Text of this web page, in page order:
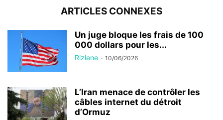
ARTICLES CONNEXES
Un juge bloque les frais de 100
000 dollars pour les...
Rizlene - 10/06/2026
L’Iran menace de contrôler les
câbles internet du détroit
d’Ormuz